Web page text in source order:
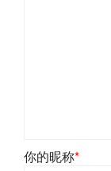
你的昵称*